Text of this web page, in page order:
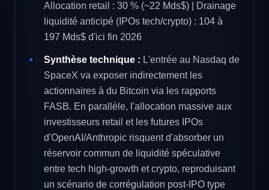
Allocation retail : 30 % (~22 Mds$) | Drainage
liquidité anticipé (IPOs tech/crypto) : 104 à
197 Mds$ d'ici fin 2026
Synthèse technique : L'entrée au Nasdaq de
SpaceX va exposer indirectement les
actionnaires à du Bitcoin via les rapports
FASB. En parallèle, l'allocation massive aux
investisseurs retail et les futures IPOs
d'OpenAI/Anthropic risquent d'absorber un
réservoir commun de liquidité spéculative
entre tech high-growth et crypto, reproduisant
un scénario de corrégulation post-IPO type